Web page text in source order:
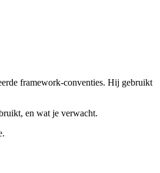
framework-conventies. Hij gebruikt
en wat je verwacht.